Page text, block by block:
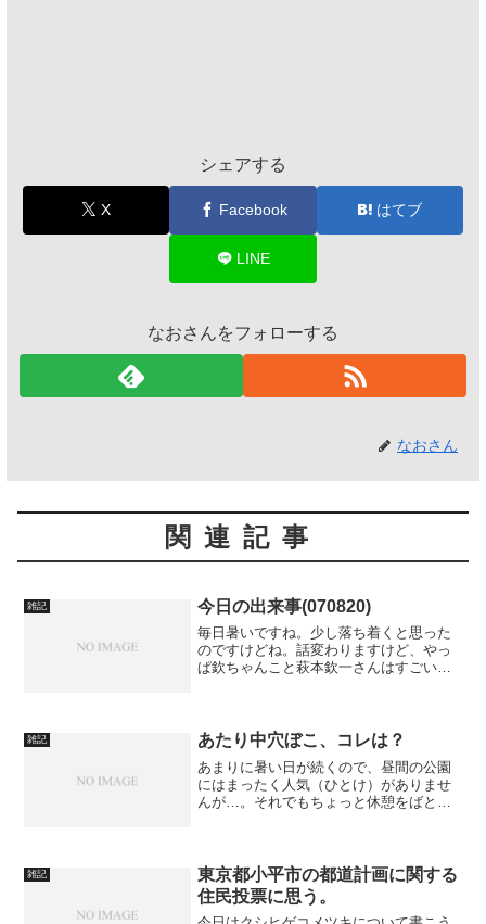
シェアする
X Facebook はてブ
LINE
なおさんをフォローする
なおさん
関連記事
雑記 今日の出来事(070820)
毎日暑いですね。少し落ち着くと思った
のですけどね。話変わりますけど、やっ
ぱ欽ちゃんこと萩本欽一さんはすごい
いですね。あ、例の24時...
雑記 あたり中穴ぼこ、コレは？
あまりに暑い日が続くので、昼間の公園
にはまったく人気（ひとけ）がありませ
んが…。それでもちょっと休憩をばと立
っつーの）
雑記
東京都小平市の都道計画に関する
住民投票に思う。